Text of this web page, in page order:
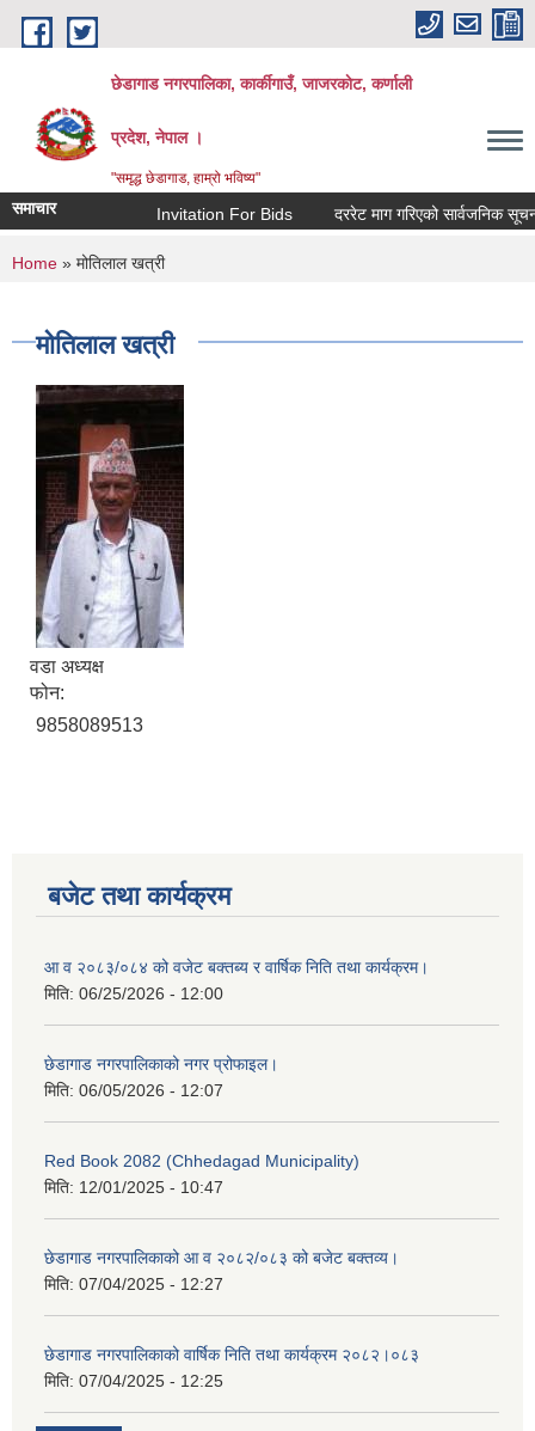
Skip to main content
छेडागाड नगरपालिका, कार्कीगाउँ, जाजरकाेट, कर्णाली
प्रदेश, नेपाल ।
"समृद्ध छेडागाड, हाम्रो भविष्य"
समाचार Invitation For Bids दररेट माग गरिएको सार्वजनिक सूचना।
You are here
Home » मोतिलाल खत्री
मोतिलाल खत्री
वडा अध्यक्ष
फोन:
9858089513
बजेट तथा कार्यक्रम
आ व २०८३/०८४ को वजेट बक्तब्य र वार्षिक निति तथा कार्यक्रम।
मिति: 06/25/2026 - 12:00
छेडागाड नगरपालिकाको नगर प्रोफाइल।
मिति: 06/05/2026 - 12:07
Red Book 2082 (Chhedagad Municipality)
मिति: 12/01/2025 - 10:47
छेडागाड नगरपालिकाको आ व २०८२/०८३ को बजेट बक्तव्य।
मिति: 07/04/2025 - 12:27
छेडागाड नगरपालिकाको वार्षिक निति तथा कार्यक्रम २०८२।०८३
मिति: 07/04/2025 - 12:25